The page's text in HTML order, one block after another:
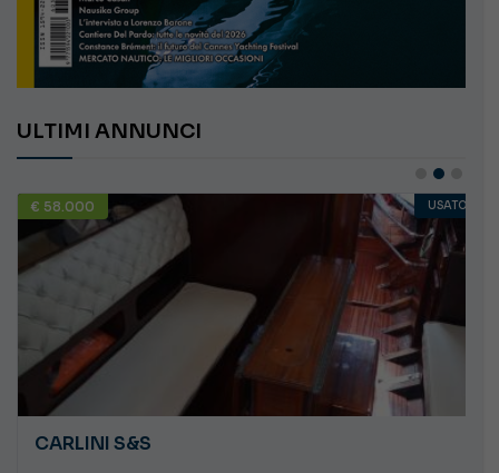
ULTIMI ANNUNCI
€ 58.000 USATO
CARLINI S&S